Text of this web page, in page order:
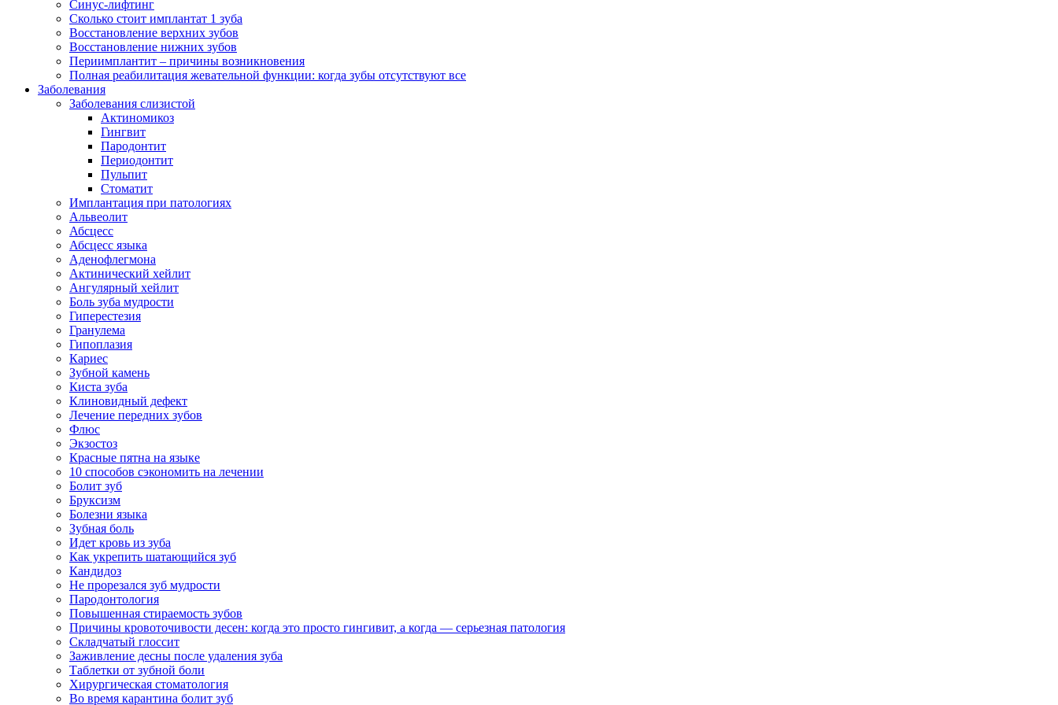
Синус-лифтинг
Сколько стоит имплантат 1 зуба
Восстановление верхних зубов
Восстановление нижних зубов
Периимплантит – причины возникновения
Полная реабилитация жевательной функции: когда зубы отсутствуют все
Заболевания
Заболевания слизистой
Актиномикоз
Гингвит
Пародонтит
Периодонтит
Пульпит
Стоматит
Имплантация при патологиях
Альвеолит
Абсцесс
Абсцесс языка
Аденофлегмона
Актинический хейлит
Ангулярный хейлит
Боль зуба мудрости
Гиперестезия
Гранулема
Гипоплазия
Кариес
Зубной камень
Киста зуба
Клиновидный дефект
Лечение передних зубов
Флюс
Экзостоз
Красные пятна на языке
10 способов сэкономить на лечении
Болит зуб
Бруксизм
Болезни языка
Зубная боль
Идет кровь из зуба
Как укрепить шатающийся зуб
Кандидоз
Не прорезался зуб мудрости
Пародонтология
Повышенная стираемость зубов
Причины кровоточивости десен: когда это просто гингивит, а когда — серьезная патология
Складчатый глоссит
Заживление десны после удаления зуба
Таблетки от зубной боли
Хирургическая стоматология
Во время карантина болит зуб